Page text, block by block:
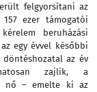
felgyorsítani az
ezer támogatói
beruházási
egy évvel későbbi
az év
zajlik, a
nő – emelte ki az